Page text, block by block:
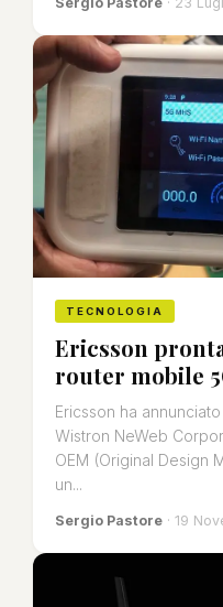
TECNOLOGIA
Ericsson
router mobile
Ericsson ha
Wistron NeWeb
OEM (Original Design
un...
Sergio Pastore · 19